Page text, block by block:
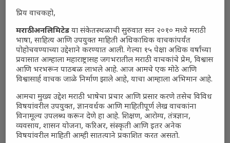
प्रिय वाचकहो,
मराठी अनलिमिटेड या संकेतस्थळाची सुरुवात सन २०१० मध्ये मराठी
भाषा, साहित्य आणि उपयुक्त माहिती अधिकाधिक वाचकांपर्यंत
पोहोचवण्याच्या उद्देशाने करण्यात आली. गेल्या १५ पेक्षा अधिक वर्षांच्या
प्रवासात आम्हाला महाराष्ट्रासह जगभरातील मराठी वाचकांचे प्रेम, विश्वास
आणि भरभरून पाठबळ लाभले आहे. आज आमचे एक मोठे आणि
विश्वासार्ह वाचक जाळे निर्माण झाले आहे, याचा आम्हाला अभिमान आहे.
आमचा मुख्य उद्देश मराठी भाषेचा प्रचार आणि प्रसार करणे तसेच विविध
विषयांवरील उपयुक्त, ज्ञानवर्धक आणि माहितीपूर्ण लेख वाचकांना
विनामूल्य उपलब्ध करून देणे हा आहे. शिक्षण, आरोग्य, तंत्रज्ञान,
व्यवसाय, शासन योजना, करिअर, संस्कृती आणि इतर अनेक
विषयांवरील माहिती आम्ही सातत्याने प्रकाशित करत असतो.